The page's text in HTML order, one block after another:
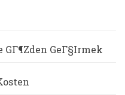
GeГ§irmek